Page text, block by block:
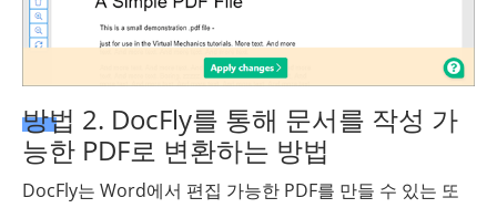
방법 2. DocFly를 통해 문서를 작성 가
능한 PDF로 변환하는 방법
DocFly는 Word에서 편집 가능한 PDF를 만들 수 있는 또